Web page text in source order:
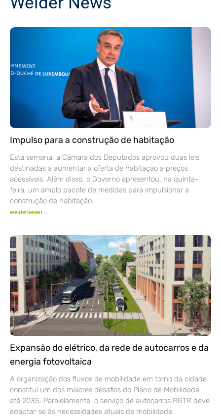
Impulso para a construção de habitação
Esta semana, a Câmara dos Deputados aprovou duas leis
destinadas a aumentar a oferta de habitação a preços
acessíveis. Além disso, o Governo apresentou, na quinta-
feira, um amplo pacote de medidas para impulsionar a
construção de habitação.
weiderliesen...
Expansão do elétrico, da rede de autocarros e da
energia fotovoltaica
A organização dos fluxos de mobilidade em torno da cidade
constitui um dos maiores desafios do Plano de Mobilidade
até 2035. Paralelamente, o serviço de autocarros RGTR deve
adaptar-se às necessidades atuais de mobilidade.